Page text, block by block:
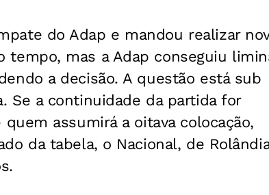
do Adap e mandou realizar
mas a Adap conseguiu
a decisão. A questão está sub
Se a continuidade da partida for
assumirá a oitava colocação,
da tabela, o Nacional, de